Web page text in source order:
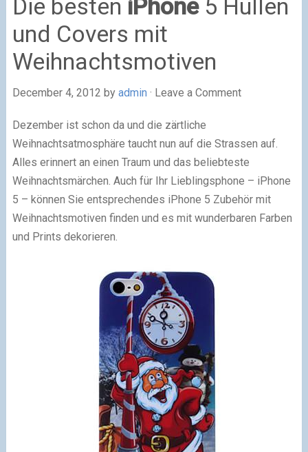
Die besten iPhone5 Hüllen
und Covers mit
Weihnachtsmotiven
December 4, 2012 by admin · Leave a Comment
Dezember ist schon da und die zärtliche
Weihnachtsatmosphäre taucht nun auf die Strassen auf.
Alles erinnert an einen Traum und das beliebteste
Weihnachtsmärchen. Auch für Ihr Lieblingsphone – iPhone
5 – können Sie entsprechendes iPhone 5 Zubehör mit
Weihnachtsmotiven finden und es mit wunderbaren Farben
und Prints dekorieren.